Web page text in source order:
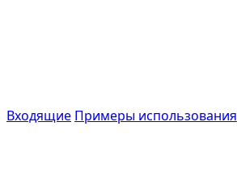
Входящие Примеры использования